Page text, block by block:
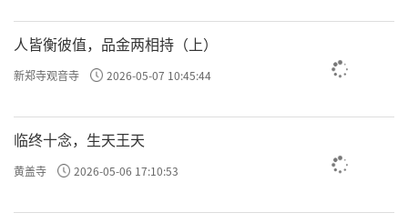
更大贡献。
内蒙古自治区道教协会、伊斯兰教协会、天主
来源|内蒙古自治区佛教协会
责任编辑：勉淳
人皆衡彼值，品金两相持（上）
新郑寺观音寺 2026-05-07 10:45:44
临终十念，生天王天
黄盖寺 2026-05-06 17:10:53